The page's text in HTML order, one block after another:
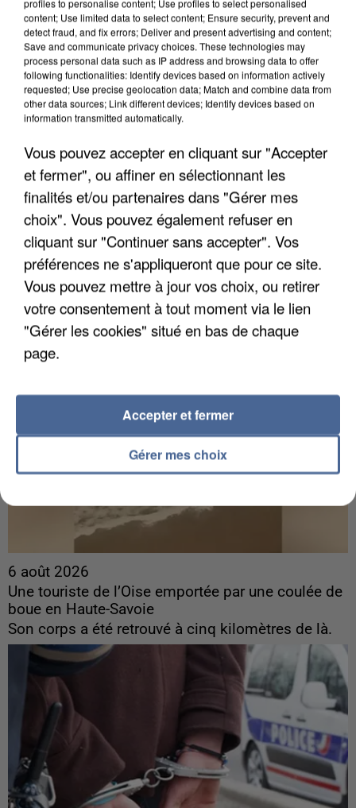
6 août 2026
Gabriel Attal et Raphaël Glucksmann visés par des
ingérences...
Sollicité, Sébastien Lecornu annonce un "travail
commun" avec les partis à la rentrée.
6 août 2026
Une touriste de l’Oise emportée par une coulée de
boue en Haute-Savoie
Son corps a été retrouvé à cinq kilomètres de là.
profiles to personalise content; Use profiles to select personalised
content; Use limited data to select content; Ensure security, prevent and
detect fraud, and fix errors; Deliver and present advertising and content;
Save and communicate privacy choices. These technologies may
process personal data such as IP address and browsing data to offer
following functionalities: Identify devices based on information actively
requested; Use precise geolocation data; Match and combine data from
other data sources; Link different devices; Identify devices based on
information transmitted automatically.
Vous pouvez accepter en cliquant sur "Accepter
et fermer", ou affiner en sélectionnant les
finalités et/ou partenaires dans "Gérer mes
choix". Vous pouvez également refuser en
cliquant sur "Continuer sans accepter". Vos
préférences ne s'appliqueront que pour ce site.
Vous pouvez mettre à jour vos choix, ou retirer
votre consentement à tout moment via le lien
"Gérer les cookies" situé en bas de chaque
page.
Gérer mes choix
Accepter et fermer